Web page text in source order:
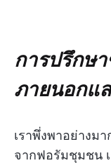
การปรึกษ
ภายนอกแ
เราพึ่งพาอย่างม
จากฟอรัมชุมชน